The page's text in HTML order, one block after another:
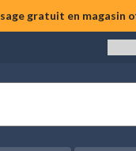
gratuit en magasin